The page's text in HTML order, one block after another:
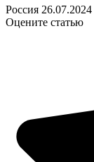
Россия 26.07.2024
Оцените статью